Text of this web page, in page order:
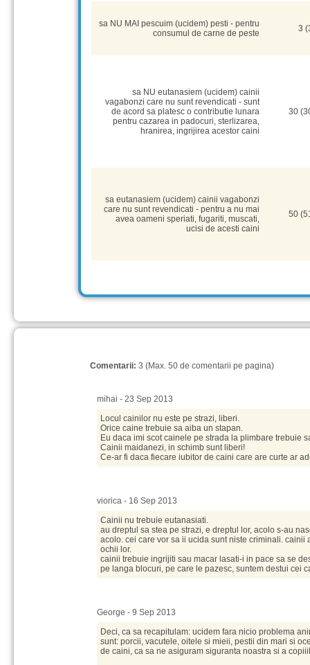
sa NU MAI pescuim (ucidem) pesti - pentru
consumul de carne de peste
3
sa NU eutanasiem (ucidem) cainii
vagabonzi care nu sunt revendicati - sunt
de acord sa platesc o contributie lunara
pentru cazarea in padocuri, sterlizarea,
hranirea, ingrijirea acestor caini
30
sa eutanasiem (ucidem) cainii vagabonzi
care nu sunt revendicati - pentru a nu mai
avea oameni speriati, fugariti, muscati,
ucisi de acesti caini
50
Comentarii: 3 (Max. 50 de comentarii pe pagina)
mihai - 23 Sep 2013
Locul cainilor nu este pe strazi, liberi.
Orice caine trebuie sa aiba un stapan.
Eu daca imi scot cainele pe strada la plimbare trebuie
Cainii maidanezi, in schimb sunt liberi!
Ce-ar fi daca fiecare iubitor de caini care are curte ar
viorica - 16 Sep 2013
Cainii nu trebuie eutanasiati.
au dreptul sa stea pe strazi, e dreptul lor, acolo s-au
acolo. cei care vor sa ii ucida sunt niste criminali. cainii
ochii lor.
cainii trebuie ingrijiti sau macar lasati-i in pace sa se
pe langa blocuri, pe care le pazesc, suntem destui cei
George - 9 Sep 2013
Deci, ca sa recapitulam: ucidem fara nicio problema
sunt: porcii, vacutele, oitele si mieii, pestii din mari si
de caini, ca sa ne asiguram siguranta noastra si a